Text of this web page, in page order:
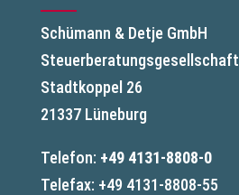
Schümann & Detje GmbH
Steuerberatungsgesellschaft
Stadtkoppel 26
21337 Lüneburg
Telefon: +49 4131-8808-0
Telefax: +49 4131-8808-55